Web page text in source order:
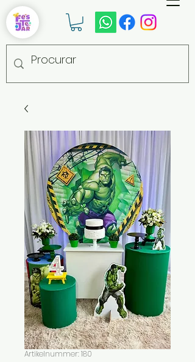
Artikelnummer: 180